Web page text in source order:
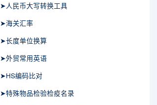
➤人民币大写转换工具
➤海关汇率
➤长度单位换算
➤外贸常用英语
➤HS编码比对
➤特殊物品检验检疫名录